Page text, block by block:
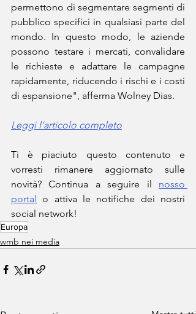
permettono di segmentare segmenti di
pubblico specifici in qualsiasi parte del
mondo. In questo modo, le aziende
possono testare i mercati, convalidare
le richieste e adattare le campagne
rapidamente, riducendo i rischi e i costi
di espansione", afferma Wolney Dias.
Leggi l’articolo completo
Ti è piaciuto questo contenuto e
vorresti rimanere aggiornato sulle
novità? Continua a seguire il nosso
portal
o attiva le notifiche dei nostri
social network!
Europa
wmb nei media